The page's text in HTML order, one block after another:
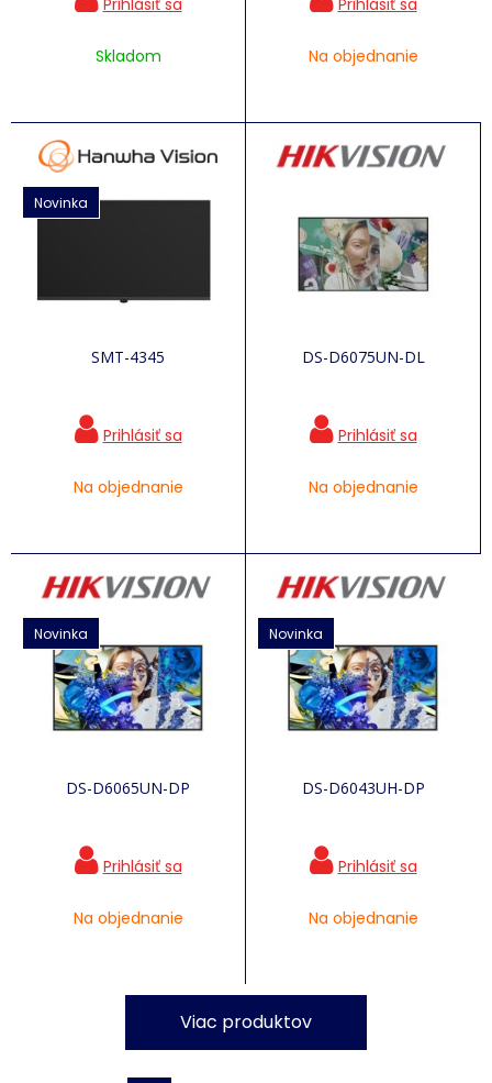
Skladom Na objednanie
SMT-4345
Novinka
Na objednanie
DS-D6075UN-DL
Na objednanie
DS-D6065UN-DP
Novinka
Na objednanie
DS-D6043UH-DP
Novinka
Na objednanie
Viac produktov